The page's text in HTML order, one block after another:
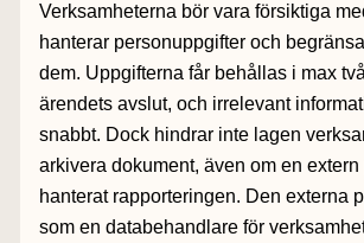
Verksamheterna bör vara försiktiga
hanterar personuppgifter och
dem. Uppgifterna får behållas i max
ärendets avslut, och irrelevant
snabbt. Dock hindrar inte lagen
arkivera dokument, även om en extern
hanterat rapporteringen. Den externa
som en databehandlare för